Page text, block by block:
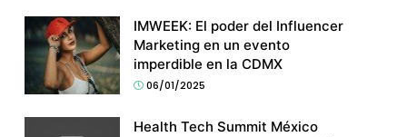
IMWEEK: El poder del Influencer
Marketing en un evento
imperdible en la CDMX
06/01/2025
Health Tech Summit México